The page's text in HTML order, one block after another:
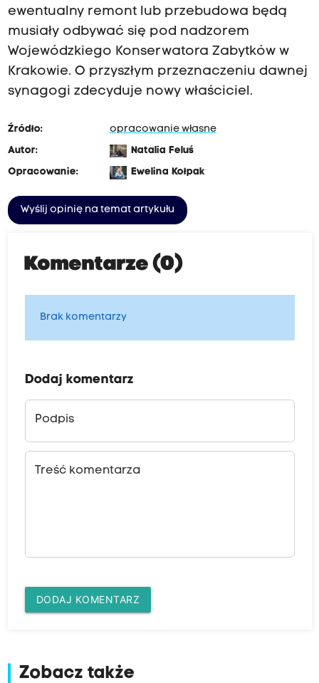
ewentualny remont lub przebudowa będą
musiały odbywać się pod nadzorem
Wojewódzkiego Konserwatora Zabytków w
Krakowie. O przyszłym przeznaczeniu dawnej
synagogi zdecyduje nowy właściciel.
Źródło:
opracowanie własne
Autor:
Natalia Feluś
Opracowanie:
Ewelina Kołpak
Wyślij opinię na temat artykułu
Komentarze (0)
Brak komentarzy
Dodaj komentarz
Podpis
Treść komentarza
DODAJ KOMENTARZ
Zobacz także